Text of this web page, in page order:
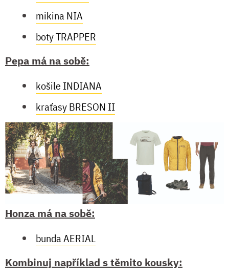
mikina NIA
boty TRAPPER
Pepa má na sobě:
košile INDIANA
kraťasy BRESON II
Honza má na sobě:
bunda AERIAL
Kombinuj například s těmito kousky: